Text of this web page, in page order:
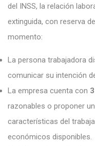
del INSS, la relación
extinguida, con reserva
momento:
La persona trabajadora
comunicar su intención
La empresa cuenta con
razonables o proponer
características del
económicos disponibles.